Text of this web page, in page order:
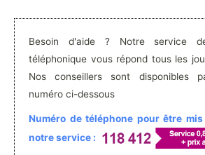
Besoin d'aide ? Notre service
téléphonique vous répond tous les
Nos conseillers sont disponibles
numéro ci-dessous
Numéro de téléphone pour être
notre service :